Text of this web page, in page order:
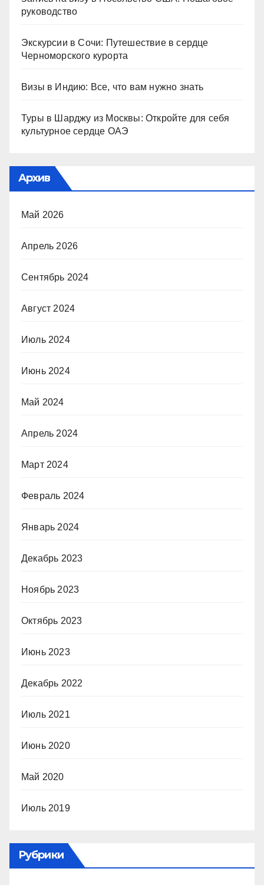
руководство
Экскурсии в Сочи: Путешествие в сердце
Черноморского курорта
Визы в Индию: Все, что вам нужно знать
Туры в Шарджу из Москвы: Откройте для себя
культурное сердце ОАЭ
Архив
Май 2026
Апрель 2026
Сентябрь 2024
Август 2024
Июль 2024
Июнь 2024
Май 2024
Апрель 2024
Март 2024
Февраль 2024
Январь 2024
Декабрь 2023
Ноябрь 2023
Октябрь 2023
Июнь 2023
Декабрь 2022
Июль 2021
Июнь 2020
Май 2020
Июль 2019
Рубрики